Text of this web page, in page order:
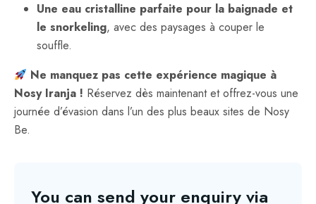
Une eau cristalline parfaite pour la baignade et
le snorkeling, avec des paysages à couper le
souffle.
Ne manquez pas cette expérience magique à
Nosy Iranja ! Réservez dès maintenant et offrez-vous une
journée d’évasion dans l’un des plus beaux sites de Nosy
Be.
You can send your enquiry via